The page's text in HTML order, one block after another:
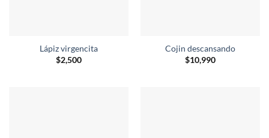
Lápiz virgencita
$2,500
Cojin descansando
$10,990